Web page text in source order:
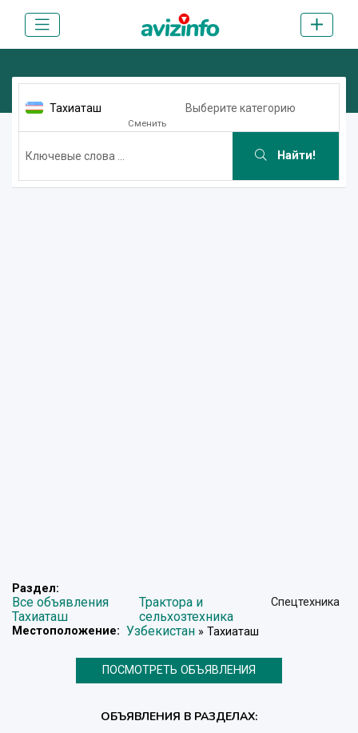
Тахиаташ
Сменить
Выберите категорию
Найти!
Раздел:
Все объявления
Тахиаташ
Трактора и
сельхозтехника
Спецтехника
Местоположение: Узбекистан » Тахиаташ
ПОСМОТРЕТЬ ОБЪЯВЛЕНИЯ
ОБЪЯВЛЕНИЯ В РАЗДЕЛАХ: